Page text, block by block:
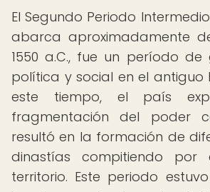
El Segundo Periodo
abarca aproximadamente
1550 a.C., fue un período
política y social en el antiguo
este tiempo, el país
fragmentación del poder
resultó en la formación de
dinastías compitiendo
territorio. Este periodo